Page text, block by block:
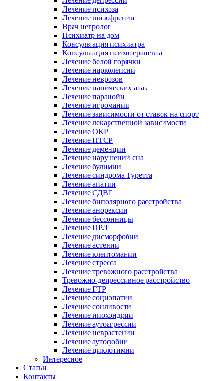
Лечение психоза
Лечение шизофрении
Врач невролог
Психиатр на дом
Консультация психиатра
Консультация психотерапевта
Лечение белой горячки
Лечение нарколепсии
Лечение неврозов
Лечение панических атак
Лечение паранойи
Лечение игромании
Лечение зависимости от ставок на спорт
Лечение лекарственной зависимости
Лечение ОКР
Лечение ПТСР
Лечение деменции
Лечение нарушений сна
Лечение булимии
Лечение синдрома Туретта
Лечение апатии
Лечение СДВГ
Лечение биполярного расстройства
Лечение анорексии
Лечение бессонницы
Лечение ПРЛ
Лечение дисморфобии
Лечение астении
Лечение клептомании
Лечение стресса
Лечение тревожного расстройства
Тревожно-депрессивное расстройство
Лечение ГТР
Лечение социопатии
Лечение сонливости
Лечение ипохондрии
Лечение аутоагрессии
Лечение неврастении
Лечение аутофобии
Лечение циклотимии
Интересное
Статьи
Контакты